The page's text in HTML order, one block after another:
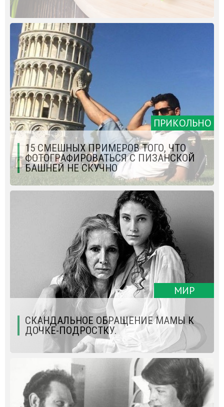
ПРИКОЛЬНО
15 СМЕШНЫХ ПРИМЕРОВ ТОГО, ЧТО
ФОТОГРАФИРОВАТЬСЯ С ПИЗАНСКОЙ
БАШНЕЙ НЕ СКУЧНО
МИР
СКАНДАЛЬНОЕ ОБРАЩЕНИЕ МАМЫ К
ДОЧКЕ-ПОДРОСТКУ.